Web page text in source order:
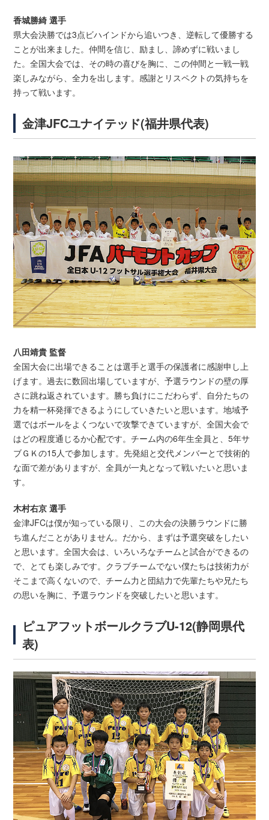
香城勝綺 選手
県大会決勝では3点ビハインドから追いつき、逆転して優勝する
ことが出来ました。仲間を信じ、励まし、諦めずに戦いまし
た。全国大会では、その時の喜びを胸に、この仲間と一戦一戦
楽しみながら、全力を出します。感謝とリスペクトの気持ちを
持って戦います。
金津JFCユナイテッド(福井県代表)
八田靖貴 監督
全国大会に出場できることは選手と選手の保護者に感謝申し上
げます。過去に数回出場していますが、予選ラウンドの壁の厚
さに跳ね返されています。勝ち負けにこだわらず、自分たちの
力を精一杯発揮できるようにしていきたいと思います。地域予
選ではボールをよくつないで攻撃できていますが、全国大会で
はどの程度通じるか心配です。チーム内の6年生全員と、5年サ
ブＧＫの15人で参加します。先発組と交代メンバーとで技術的
な面で差がありますが、全員が一丸となって戦いたいと思いま
す。
木村右京 選手
金津JFCは僕が知っている限り、この大会の決勝ラウンドに勝
ち進んだことがありません。だから、まずは予選突破をしたい
と思います。全国大会は、いろいろなチームと試合ができるの
で、とても楽しみです。クラブチームでない僕たちは技術力が
そこまで高くないので、チーム力と団結力で先輩たちや兄たち
の思いを胸に、予選ラウンドを突破したいと思います。
ピュアフットボールクラブU-12(静岡県代
表)